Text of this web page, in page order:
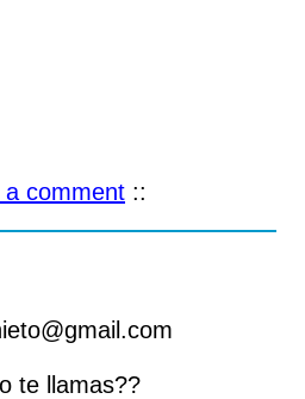
a comment ::
te llamas??